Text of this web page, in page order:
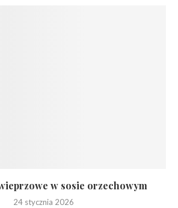
w sosie orzechowym
24 stycznia 2026